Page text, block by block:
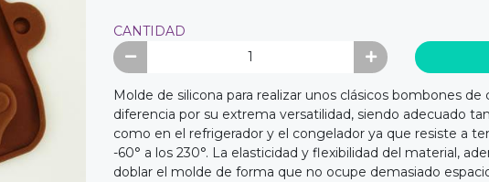
CANTIDAD
Molde de silicona para realizar unos clásicos bombones
diferencia por su extrema versatilidad, siendo adecuado
como en el refrigerador y el congelador ya que resiste a
-60° a los 230°. La elasticidad y flexibilidad del material,
doblar el molde de forma que no ocupe demasiado